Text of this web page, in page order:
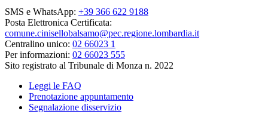
SMS e WhatsApp: +39 366 622 9188
Posta Elettronica Certificata:
comune.cinisellobalsamo@pec.regione.lombardia.it
Centralino unico: 02 66023 1
Per informazioni: 02 66023 555
Sito registrato al Tribunale di Monza n. 2022
Leggi le FAQ
Prenotazione appuntamento
Segnalazione disservizio